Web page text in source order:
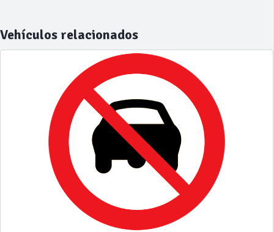
Vehículos relacionados